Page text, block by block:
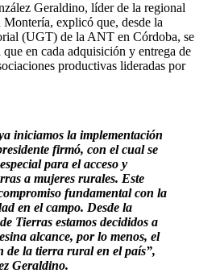
Geraldino, líder de la regional
explicó que, desde la
(UGT) de la ANT en Córdoba, se
en cada adquisición y entrega de
productivas lideradas por
iniciamos la implementación
firmó, con el cual se
para el acceso y
a mujeres rurales. Este
fundamental con la
en el campo. Desde la
Tierras estamos decididos a
alcance, por lo menos, el
de la tierra rural en el país”,
Geraldino.